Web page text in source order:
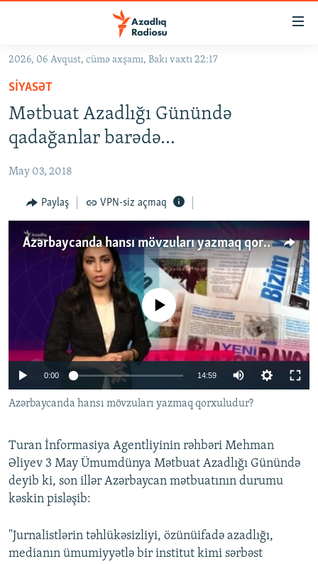
Əsas
qayıt
Əsas
naviqasiyaya
qayıt
GÜNDƏM
#İZAHLA
KORRUPSIOMETR
#ƏSLINDƏ
FƏRQƏ BAX
QANUNI DOĞRU
ARAŞDIRMA
MULTIMEDIA
FOTOQALEREYA
İNFOQRAFIKA
KARIKATURA
RADIO ARXIV
OXU ZALI
AZƏRBAYCAN ƏDƏBIYYATI KITABXANASI
İSLAM VƏ DEMOKRATIYA
İZ - MƏDƏNIYYƏT PROQRAMI
HAQQIMIZDA
MISSIYAMIZ
PEŞƏ ETIKASI VƏ JURNALISTIKA STANDARTLARIMIZ
MATERIALLARIMIZDAN ISTIFADƏ
AZADLIQRADIOSU MOBIL TELEFONUNUZDA
XƏBƏR BÜLLETENLƏRIMIZ
RFE/RL-in bütün saytları
2026, 06 Avqust, cümə axşamı, Bakı vaxtı 22:17
SIYASƏT
Mətbuat Azadlığı Günündə
qadağanlar barədə...
May 03, 2018
Paylaş VPN-siz açmaq
Azərbaycanda hansı mövzuları yazmaq qorxuludur?
No media source currently available
0:00 14:59
Azərbaycanda hansı mövzuları yazmaq qorxuludur?
Turan İnformasiya Agentliyinin rəhbəri Mehman
Əliyev 3 May Ümumdünya Mətbuat Azadlığı Günündə
deyib ki, son illər Azərbaycan mətbuatının durumu
kəskin pisləşib:
"Jurnalistlərin təhlükəsizliyi, özünüifadə azadlığı,
medianın ümumiyyətlə bir institut kimi sərbəst